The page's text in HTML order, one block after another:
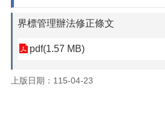
界標管理辦法修正條文
pdf(1.57 MB)
上版日期：115-04-23